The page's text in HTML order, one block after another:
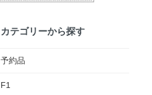
カテゴリーから探す
予約品
F1